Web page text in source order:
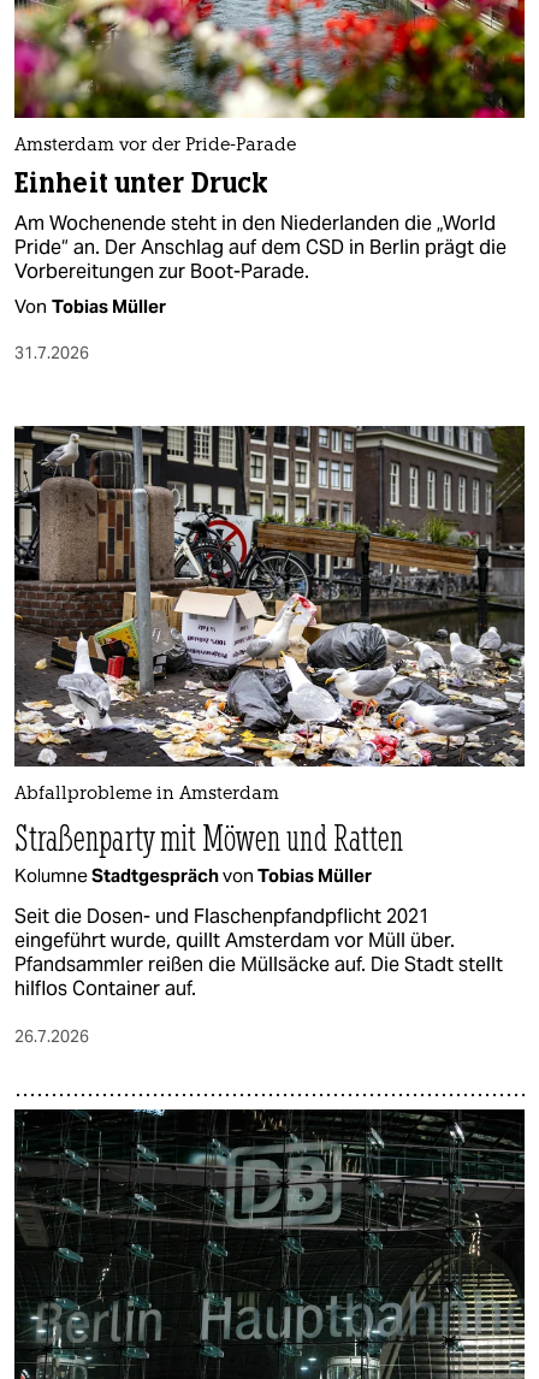
nord
wahrheit
verlag
verlag
veranstaltungen
shop
fragen & hilfe
abo
genossenschaft
epaper login
Amsterdam vor der Pride-Parade
Einheit unter Druck
Am Wochenende steht in den Niederlanden die „World
Pride“ an. Der Anschlag auf dem CSD in Berlin prägt die
Vorbereitungen zur Boot-Parade.
Von Tobias Müller
31.7.2026
Abfallprobleme in Amsterdam
Straßenparty mit Möwen und Ratten
KolumneStadtgesprächvon Tobias Müller
Seit die Dosen- und Flaschenpfandpflicht 2021
eingeführt wurde, quillt Amsterdam vor Müll über.
Pfandsammler reißen die Müllsäcke auf. Die Stadt stellt
hilflos Container auf.
26.7.2026